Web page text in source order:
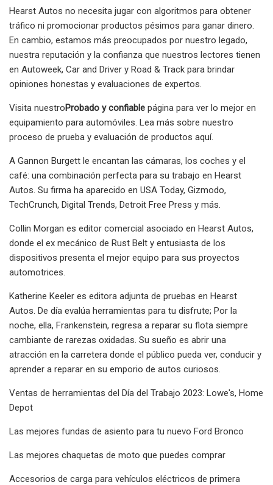
Hearst Autos no necesita jugar con algoritmos para obtener
tráfico ni promocionar productos pésimos para ganar dinero.
En cambio, estamos más preocupados por nuestro legado,
nuestra reputación y la confianza que nuestros lectores tienen
en Autoweek, Car and Driver y Road & Track para brindar
opiniones honestas y evaluaciones de expertos.
Visita nuestroProbado y confiable página para ver lo mejor en
equipamiento para automóviles. Lea más sobre nuestro
proceso de prueba y evaluación de productos aquí.
A Gannon Burgett le encantan las cámaras, los coches y el
café: una combinación perfecta para su trabajo en Hearst
Autos. Su firma ha aparecido en USA Today, Gizmodo,
TechCrunch, Digital Trends, Detroit Free Press y más.
Collin Morgan es editor comercial asociado en Hearst Autos,
donde el ex mecánico de Rust Belt y entusiasta de los
dispositivos presenta el mejor equipo para sus proyectos
automotrices.
Katherine Keeler es editora adjunta de pruebas en Hearst
Autos. De día evalúa herramientas para tu disfrute; Por la
noche, ella, Frankenstein, regresa a reparar su flota siempre
cambiante de rarezas oxidadas. Su sueño es abrir una
atracción en la carretera donde el público pueda ver, conducir y
aprender a reparar en su emporio de autos curiosos.
Ventas de herramientas del Día del Trabajo 2023: Lowe's, Home
Depot
Las mejores fundas de asiento para tu nuevo Ford Bronco
Las mejores chaquetas de moto que puedes comprar
Accesorios de carga para vehículos eléctricos de primera